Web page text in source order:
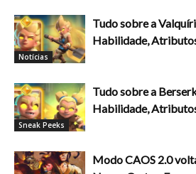
Notícias
Tudo sobre a
Habilidade,
Sneak Peeks
Tudo sobre a
Habilidade,
Modo CAOS 2.0